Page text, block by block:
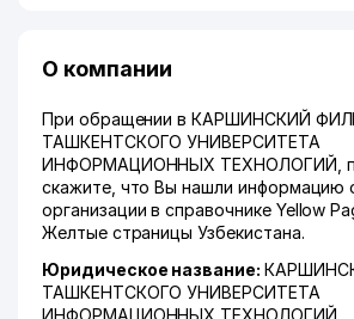
О компании
При обращении в КАРШИНСКИЙ
ТАШКЕНТСКОГО УНИВЕРСИТЕТА
ИНФОРМАЦИОННЫХ ТЕХНОЛОГИЙ,
скажите, что Вы нашли информацию
организации в справочнике Yellow
Желтые страницы Узбекистана.
Юридическое название:
ТАШКЕНТСКОГО УНИВЕРСИТЕТА
ИНФОРМАЦИОННЫХ ТЕХНОЛОГИЙ